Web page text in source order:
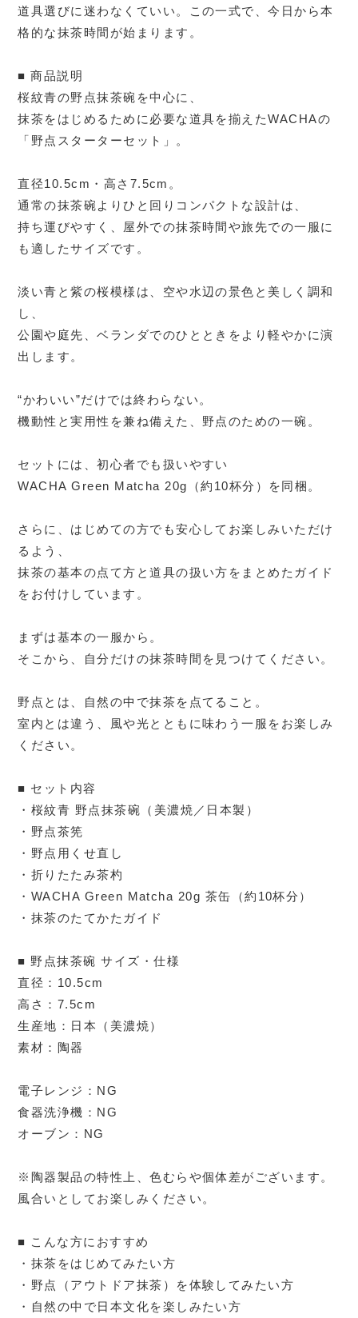
道具選びに迷わなくていい。この一式で、今日から本
格的な抹茶時間が始まります。
■ 商品説明
桜紋青の野点抹茶碗を中心に、
抹茶をはじめるために必要な道具を揃えたWACHAの
「野点スターターセット」。
直径10.5cm・高さ7.5cm。
通常の抹茶碗よりひと回りコンパクトな設計は、
持ち運びやすく、屋外での抹茶時間や旅先での一服に
も適したサイズです。
淡い青と紫の桜模様は、空や水辺の景色と美しく調和
し、
公園や庭先、ベランダでのひとときをより軽やかに演
出します。
“かわいい”だけでは終わらない。
機動性と実用性を兼ね備えた、野点のための一碗。
セットには、初心者でも扱いやすい
WACHA Green Matcha 20g（約10杯分）を同梱。
さらに、はじめての方でも安心してお楽しみいただけ
るよう、
抹茶の基本の点て方と道具の扱い方をまとめたガイド
をお付けしています。
まずは基本の一服から。
そこから、自分だけの抹茶時間を見つけてください。
野点とは、自然の中で抹茶を点てること。
室内とは違う、風や光とともに味わう一服をお楽しみ
ください。
■ セット内容
・桜紋青 野点抹茶碗（美濃焼／日本製）
・野点茶筅
・野点用くせ直し
・折りたたみ茶杓
・WACHA Green Matcha 20g 茶缶（約10杯分）
・抹茶のたてかたガイド
■ 野点抹茶碗 サイズ・仕様
直径：10.5cm
高さ：7.5cm
生産地：日本（美濃焼）
素材：陶器
電子レンジ：NG
食器洗浄機：NG
オーブン：NG
※陶器製品の特性上、色むらや個体差がございます。
風合いとしてお楽しみください。
■ こんな方におすすめ
・抹茶をはじめてみたい方
・野点（アウトドア抹茶）を体験してみたい方
・自然の中で日本文化を楽しみたい方